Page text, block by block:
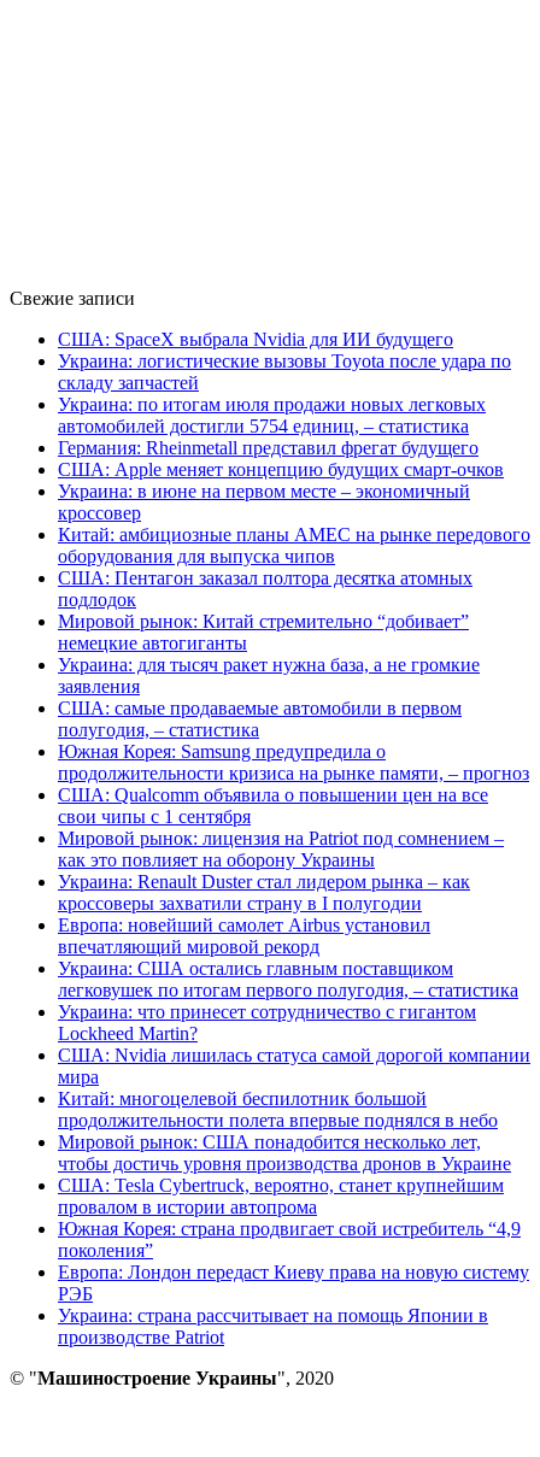
Свежие записи
США: SpaceX выбрала Nvidia для ИИ будущего
Украина: логистические вызовы Toyota после удара по
складу запчастей
Украина: по итогам июля продажи новых легковых
автомобилей достигли 5754 единиц, – статистика
Германия: Rheinmetall представил фрегат будущего
США: Apple меняет концепцию будущих смарт-очков
Украина: в июне на первом месте – экономичный
кроссовер
Китай: амбициозные планы AMEC на рынке передового
оборудования для выпуска чипов
США: Пентагон заказал полтора десятка атомных
подлодок
Мировой рынок: Китай стремительно “добивает”
немецкие автогиганты
Украина: для тысяч ракет нужна база, а не громкие
заявления
США: самые продаваемые автомобили в первом
полугодия, – статистика
Южная Корея: Samsung предупредила о
продолжительности кризиса на рынке памяти, – прогноз
США: Qualcomm объявила о повышении цен на все
свои чипы с 1 сентября
Мировой рынок: лицензия на Patriot под сомнением –
как это повлияет на оборону Украины
Украина: Renault Duster стал лидером рынка – как
кроссоверы захватили страну в I полугодии
Европа: новейший самолет Airbus установил
впечатляющий мировой рекорд
Украина: США остались главным поставщиком
легковушек по итогам первого полугодия, – статистика
Украина: что принесет сотрудничество с гигантом
Lockheed Martin?
США: Nvidia лишилась статуса самой дорогой компании
мира
Китай: многоцелевой беспилотник большой
продолжительности полета впервые поднялся в небо
Мировой рынок: США понадобится несколько лет,
чтобы достичь уровня производства дронов в Украине
США: Tesla Cybertruck, вероятно, станет крупнейшим
провалом в истории автопрома
Южная Корея: страна продвигает свой истребитель “4,9
поколения”
Европа: Лондон передаст Киеву права на новую систему
РЭБ
Украина: страна рассчитывает на помощь Японии в
производстве Patriot
© "Машиностроение Украины", 2020